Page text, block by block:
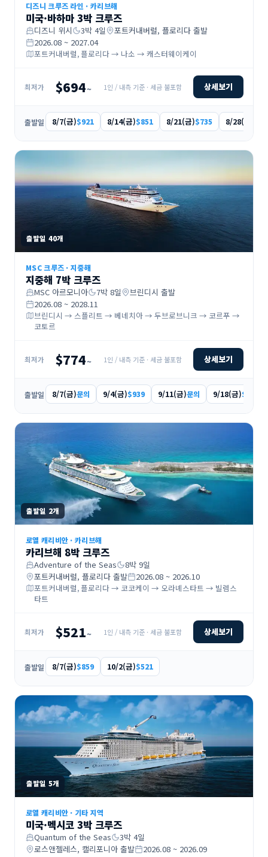
디즈니 크루즈 라인 · 카리브해
미국·바하마 3박 크루즈
디즈니 위시 3박 4일 포트커내버럴, 플로리다 출발
2026.08 ~ 2027.04
포트커내버럴, 플로리다 → 나소 → 캐스터웨이케이
최저가 $694~ 1인 / 내측 기준 · 세금 불포함 상세보기
출발일 8/7(금)$921 8/14(금)$851 8/21(금)$735 8/28(금)
출발일 40개
MSC 크루즈·지중해
지중해 7박 크루즈
MSC 아르모니아 7박 8일 브린디시 출발
2026.08 ~ 2028.11
브린디시 → 스플리트 → 베네치아 → 두브로브니크 → 코르푸 →
코토르
최저가 $774~ 1인 / 내측 기준 · 세금 불포함 상세보기
출발일 8/7(금)문의 9/4(금)$939 9/11(금)문의 9/18(금)$1,346
출발일 2개
로열 캐리비안·카리브해
카리브해 8박 크루즈
Adventure of the Seas 8박 9일
포트커내버럴, 플로리다 출발
2026.08 ~ 2026.10
포트커내버럴, 플로리다 → 코코케이 → 오라녜스타트 → 빌렘스
타트
최저가 $521~ 1인 / 내측 기준 · 세금 불포함 상세보기
출발일 8/7(금)$859 10/2(금)$521
출발일 5개
로열 캐리비안· 기타 지역
미국·멕시코 3박 크루즈
Quantum of the Seas 3박 4일
로스앤젤레스, 캘리포니아 출발
2026.08 ~ 2026.09